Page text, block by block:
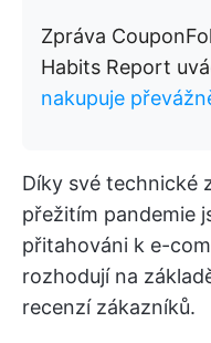
Zpráva
Habits Report
nakupuje
Díky své technické
přežitím pandemie
přitahováni k e-
rozhodují na
recenzí zákazníků.